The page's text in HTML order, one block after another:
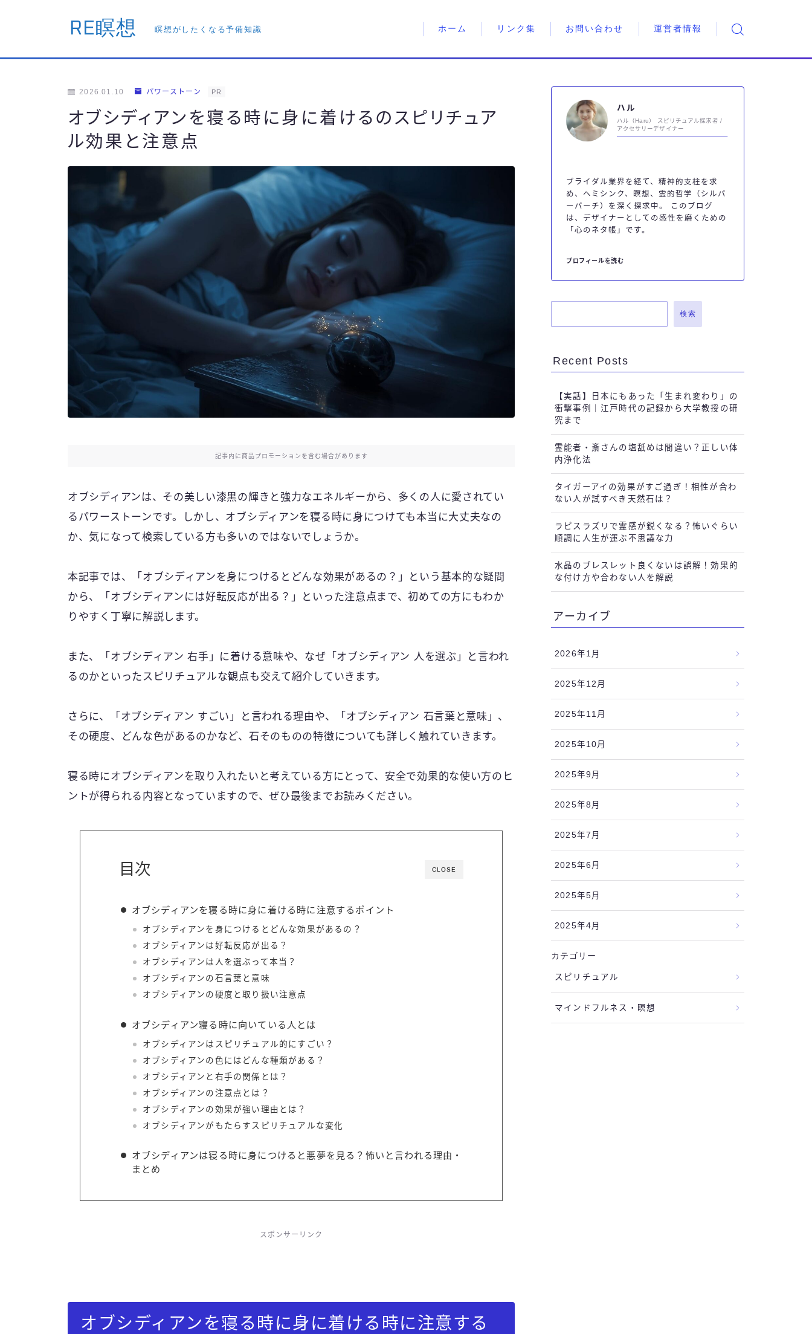
RE瞑想 瞑想がしたくなる予備知識 ホーム リンク集 お問い合わせ 運営者情報
2026.01.10 パワーストーン PR
オブシディアンを寝る時に身に着けるのスピリチュア
ル効果と注意点
記事内に商品プロモーションを含む場合があります
オブシディアンは、その美しい漆黒の輝きと強力なエネルギーから、多くの人に愛されてい
るパワーストーンです。しかし、オブシディアンを寝る時に身につけても本当に大丈夫なの
か、気になって検索している方も多いのではないでしょうか。
本記事では、「オブシディアンを身につけるとどんな効果があるの？」という基本的な疑問
から、「オブシディアンには好転反応が出る？」といった注意点まで、初めての方にもわか
りやすく丁寧に解説します。
また、「オブシディアン 右手」に着ける意味や、なぜ「オブシディアン 人を選ぶ」と言われ
るのかといったスピリチュアルな観点も交えて紹介していきます。
さらに、「オブシディアン すごい」と言われる理由や、「オブシディアン 石言葉と意味」、
その硬度、どんな色があるのかなど、石そのものの特徴についても詳しく触れていきます。
寝る時にオブシディアンを取り入れたいと考えている方にとって、安全で効果的な使い方のヒ
ントが得られる内容となっていますので、ぜひ最後までお読みください。
CLOSE
目次
オブシディアンを寝る時に身に着ける時に注意するポイント
オブシディアンを身につけるとどんな効果があるの？
オブシディアンは好転反応が出る？
オブシディアンは人を選ぶって本当？
オブシディアンの石言葉と意味
オブシディアンの硬度と取り扱い注意点
オブシディアン寝る時に向いている人とは
オブシディアンはスピリチュアル的にすごい？
オブシディアンの色にはどんな種類がある？
オブシディアンと右手の関係とは？
オブシディアンの注意点とは？
オブシディアンの効果が強い理由とは？
オブシディアンがもたらすスピリチュアルな変化
オブシディアンは寝る時に身につけると悪夢を見る？怖いと言われる理由・
まとめ
スポンサーリンク
オブシディアンを寝る時に身に着ける時に注意する
ハル
ハル（Haru） スピリチュアル探求者 /
アクセサリーデザイナー
ブライダル業界を経て、精神的支柱を求
め、ヘミシンク、瞑想、霊的哲学（シルバ
ーバーチ）を深く探求中。 このブログ
は、デザイナーとしての感性を磨くための
「心のネタ帳」です。
プロフィールを読む
検索
Recent Posts
【実話】日本にもあった「生まれ変わり」の
衝撃事例｜江戸時代の記録から大学教授の研
究まで
霊能者・斎さんの塩舐めは間違い？正しい体
内浄化法
タイガーアイの効果がすご過ぎ！相性が合わ
ない人が試すべき天然石は？
ラピスラズリで霊感が鋭くなる？怖いぐらい
順調に人生が運ぶ不思議な力
水晶のブレスレット良くないは誤解！効果的
な付け方や合わない人を解説
アーカイブ
2026年1月
2025年12月
2025年11月
2025年10月
2025年9月
2025年8月
2025年7月
2025年6月
2025年5月
2025年4月
カテゴリー
スピリチュアル
マインドフルネス・瞑想